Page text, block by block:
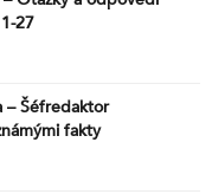
27
– Šéfredaktor
fakty